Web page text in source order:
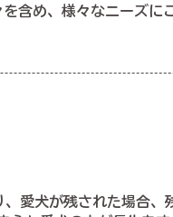
含め、様々なニーズに
愛犬が残された場合、